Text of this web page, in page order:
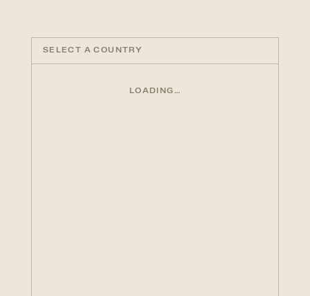
SELECT A COUNTRY
LOADING…